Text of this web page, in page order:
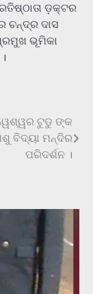
ଡ଼କ୍ଟର
ଚନ୍ଦ୍ର ଦାସ
ଭୂମିକା
ଟୁଡୁ ଙ୍କ
ବିଦ୍ୟା ମନ୍ଦିର
ପରିଦର୍ଶନ ।